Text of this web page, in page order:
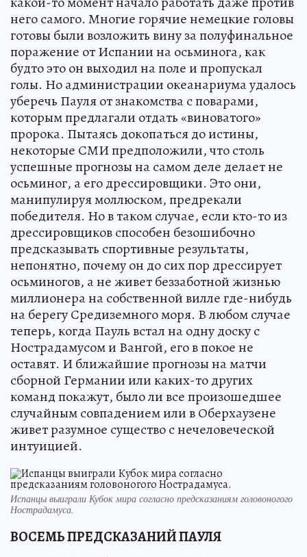
него самого. Многие горячие немецкие головы
готовы были возложить вину за полуфинальное
поражение от Испании на осьминога, как
будто это он выходил на поле и пропускал
голы. Но администрации океанариума удалось
уберечь Пауля от знакомства с поварами,
которым предлагали отдать «виноватого»
пророка. Пытаясь докопаться до истины,
некоторые СМИ предположили, что столь
успешные прогнозы на самом деле делает не
осьминог, а его дрессировщики. Это они,
манипулируя моллюском, предрекали
победителя. Но в таком случае, если кто-то из
дрессировщиков способен безошибочно
предсказывать спортивные результаты,
непонятно, почему он до сих пор дрессирует
осьминогов, а не живет беззаботной жизнью
миллионера на собственной вилле где-нибудь
на берегу Средиземного моря. В любом случае
теперь, когда Пауль встал на одну доску с
Нострадамусом и Вангой, его в покое не
оставят. И ближайшие прогнозы на матчи
сборной Германии или каких-то других
команд покажут, было ли все произошедшее
случайным совпадением или в Оберхаузене
живет разумное существо с нечеловеческой
интуицией.
Испанцы выиграли Кубок мира согласно предсказаниям головоногого
Нострадамуса.
ВОСЕМЬ ПРЕДСКАЗАНИЙ ПАУЛЯ